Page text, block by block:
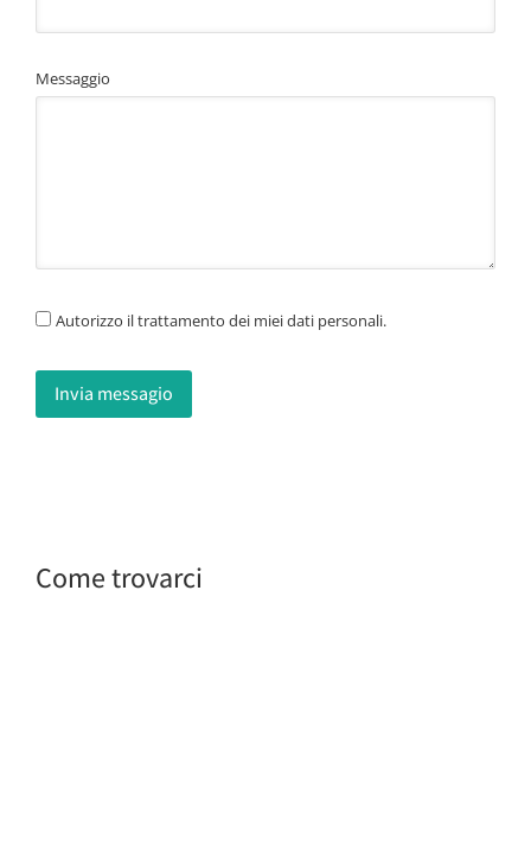
Messaggio
Autorizzo il trattamento dei miei dati personali.
Invia messagio
Come trovarci